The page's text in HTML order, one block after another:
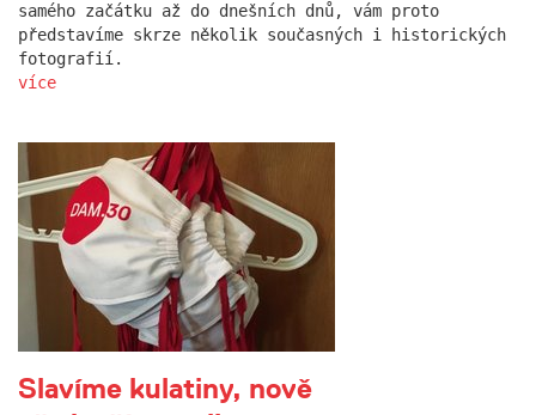
samého začátku až do dnešních dnů, vám proto
představíme skrze několik současných i historických
fotografií.
více
Slavíme kulatiny, nově